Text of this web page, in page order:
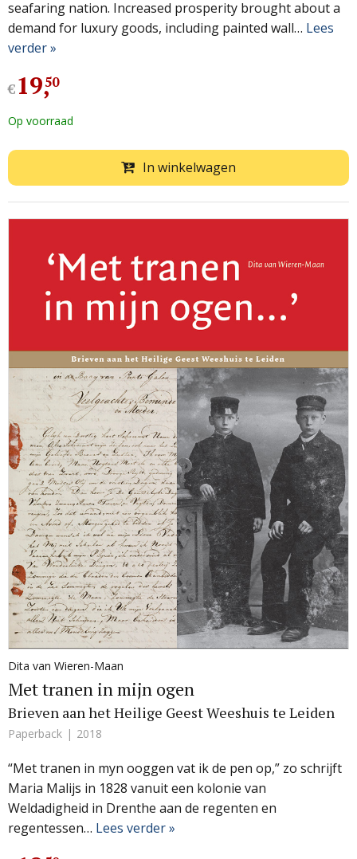
seafaring nation. Increased prosperity brought about a
demand for luxury goods, including painted wall… Lees
verder »
€19,
50
Op voorraad
In winkelwagen
Dita van Wieren-Maan
Met tranen in mijn ogen
Brieven aan het Heilige Geest Weeshuis te Leiden
Paperback 2018
“Met tranen in myn ooggen vat ik de pen op,” zo schrijft
Maria Malijs in 1828 vanuit een kolonie van
Weldadigheid in Drenthe aan de regenten en
regentessen… Lees verder »